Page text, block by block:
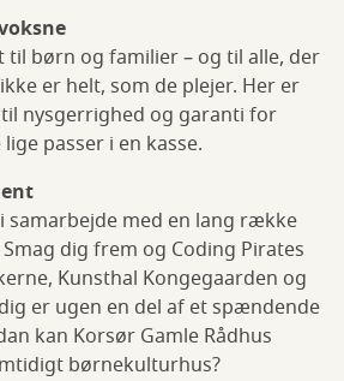
til børn og familier – og til alle, der
er helt, som de plejer. Her er
nysgerrighed og garanti for
passer i en kasse.
samarbejde med en lang række
dig frem og Coding Pirates
Kunsthal Kongegaarden og
er ugen en del af et spændende
kan Korsør Gamle Rådhus
børnekulturhus?